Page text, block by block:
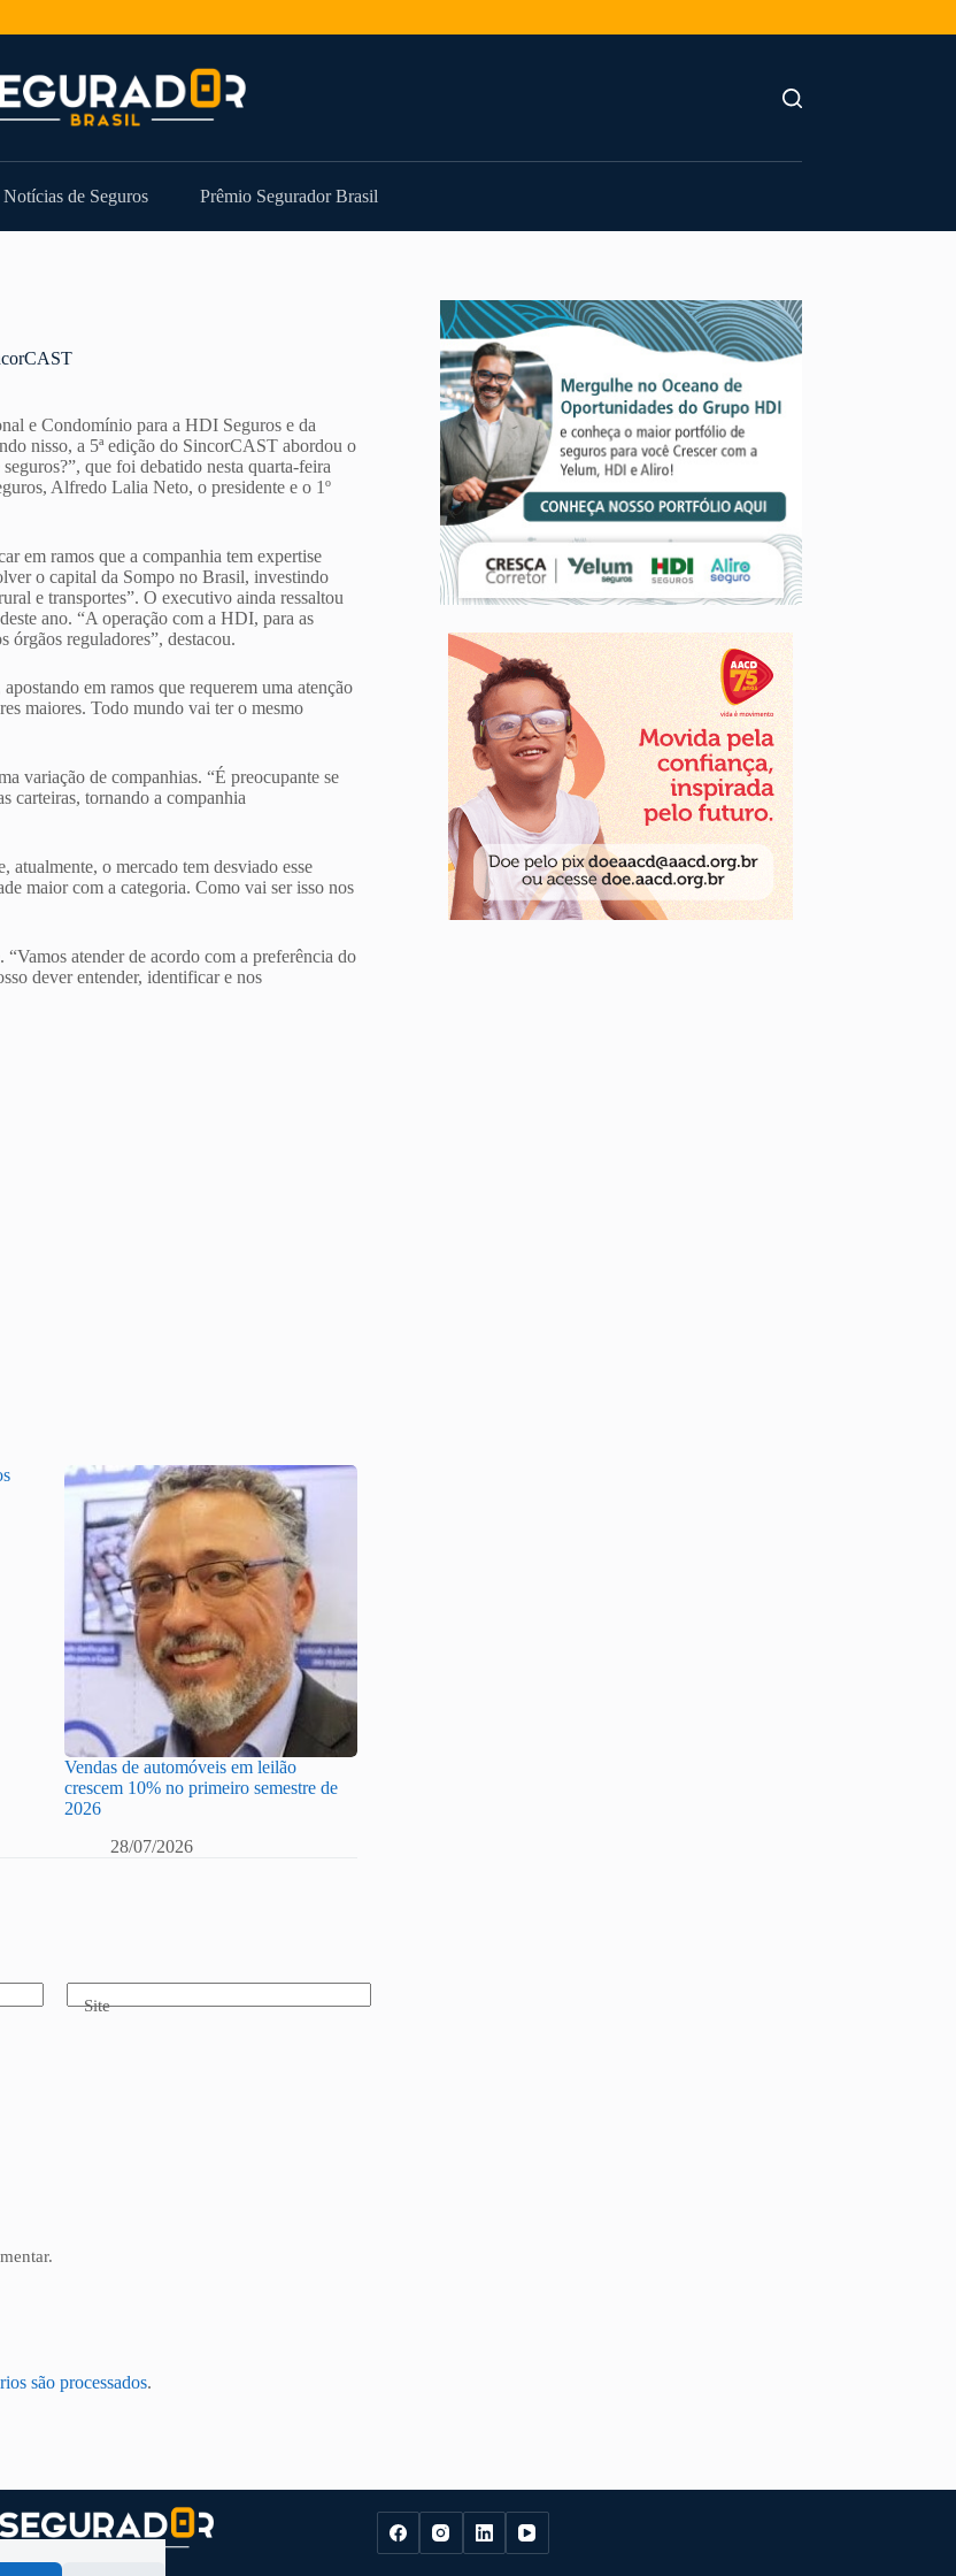
Notícias de Seguros Prêmio Segurador Brasil
e Condomínio para a HDI Seguros e da
nisso, a 5ª edição do SincorCAST abordou o
que foi debatido nesta quarta-feira
Alfredo Lalia Neto, o presidente e o 1º
em ramos que a companhia tem expertise
o capital da Sompo no Brasil, investindo
e transportes”. O executivo ainda ressaltou
ano. “A operação com a HDI, para as
órgãos reguladores”, destacou.
em ramos que requerem uma atenção
maiores. Todo mundo vai ter o mesmo
variação de companhias. “É preocupante se
carteiras, tornando a companhia
atualmente, o mercado tem desviado esse
maior com a categoria. Como vai ser isso nos
atender de acordo com a preferência do
dever entender, identificar e nos
Vendas de automóveis em leilão
crescem 10% no primeiro semestre de
2026
28/07/2026
Site
são processados.